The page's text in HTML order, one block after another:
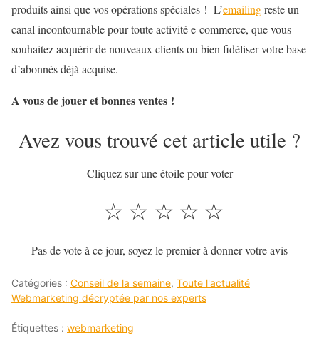
produits ainsi que vos opérations spéciales ! L’emailingreste un
canal incontournable pour toute activité e-commerce, que vous
souhaitez acquérir de nouveaux clients ou bien fidéliser votre base
d’abonnés déjà acquise.
A vous de jouer et bonnes ventes !
Avez vous trouvé cet article utile ?
Cliquez sur une étoile pour voter
☆
☆
☆
☆
☆
Pas de vote à ce jour, soyez le premier à donner votre avis
Catégories : Conseil de la semaine, Toute l'actualité
Webmarketing décryptée par nos experts
Étiquettes : webmarketing